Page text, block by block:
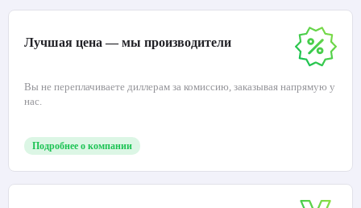
Лучшая цена — мы производители
Вы не переплачиваете диллерам за комиссию, заказывая напрямую у
нас.
Подробнее о компании